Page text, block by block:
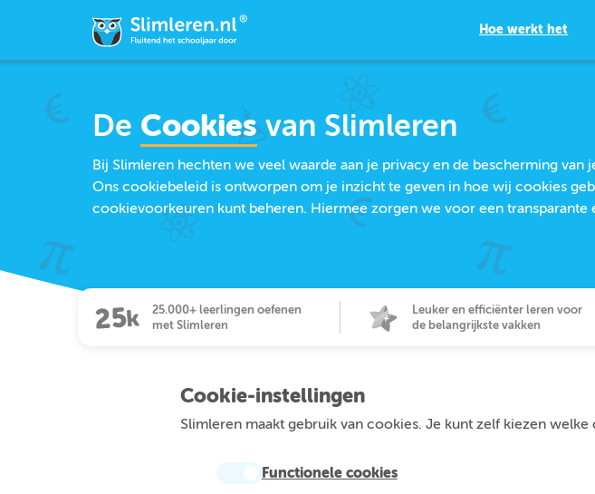
Hoe werkt het
De Cookiesvan Slimleren
Bij Slimleren hechten we veel waarde aan je privacy en de bescherming van
Ons cookiebeleid is ontworpen om je inzicht te geven in hoe wij cookies
cookievoorkeuren kunt beheren. Hiermee zorgen we voor een transparante
25.000+ leerlingen oefenen
met Slimleren
Leuker en efficiënter leren voor
de belangrijkste vakken
Cookie-instellingen
Slimleren maakt gebruik van cookies. Je kunt zelf kiezen
Functionele cookies